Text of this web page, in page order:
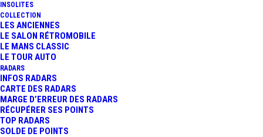
INSOLITES
COLLECTION
LES ANCIENNES
LE SALON RÉTROMOBILE
LE MANS CLASSIC
LE TOUR AUTO
RADARS
INFOS RADARS
CARTE DES RADARS
MARGE D’ERREUR DES RADARS
RÉCUPÉRER SES POINTS
TOP RADARS
SOLDE DE POINTS
TROMPE EN DÉCLARANT
QU'UNE VOITURE
ÉLECTRIQUE EST À L'ORIGINE
D'UN FEU